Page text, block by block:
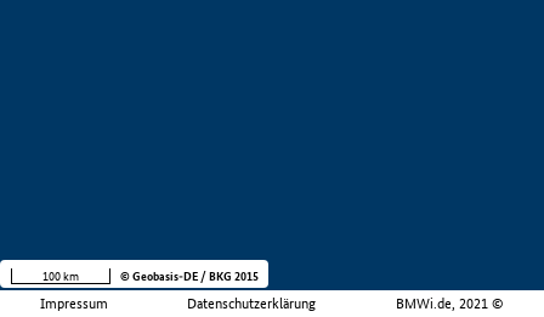
Impressum Datenschutzerklärung BMWi.de, 2021 ©
100 km © Geobasis-DE / BKG 2015